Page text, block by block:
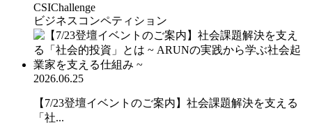
CSIChallenge
ビジネスコンペティション
2026.06.25
【7/23登壇イベントのご案内】社会課題解決を支える
「社...